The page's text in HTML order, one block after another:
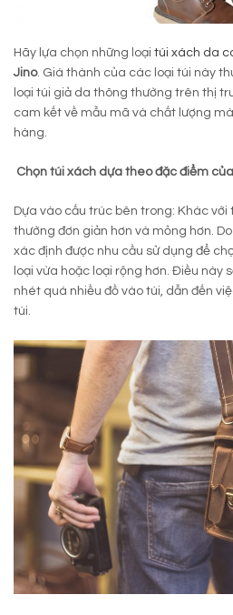
Hãy lựa chọn những loại túi xách da
Jino. Giá thành của các loại túi này
loại túi giả da thông thường trên thị
cam kết về mẫu mã và chất lượng
hàng.
Chọn túi xách dựa theo đặc điểm
Dựa vào cấu trúc bên trong: Khác
thường đơn giản hơn và mỏng hơn.
xác định được nhu cầu sử dụng để
loại vừa hoặc loại rộng hơn. Điều này
nhét quá nhiều đồ vào túi, dẫn đến
túi.